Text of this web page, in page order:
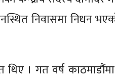
निवासमा निधन
थिए । गत वर्ष